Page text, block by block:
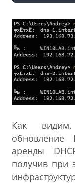
Как видим,
обновление
аренды
получив при